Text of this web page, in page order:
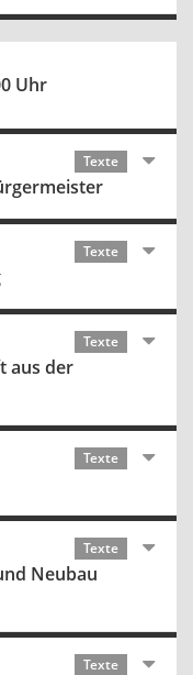
Uhr
Texte
Texte
Texte
aus der
Texte
Texte
Neubau
Texte